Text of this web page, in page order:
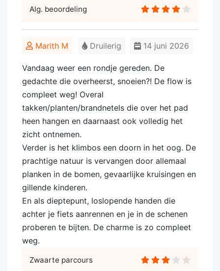
Alg. beoordeling
Marith M 14 juni 2026
Druilerig
Vandaag weer een rondje gereden. De
gedachte die overheerst, snoeien?! De flow is
compleet weg! Overal
takken/planten/brandnetels die over het pad
heen hangen en daarnaast ook volledig het
zicht ontnemen.
Verder is het klimbos een doorn in het oog. De
prachtige natuur is vervangen door allemaal
planken in de bomen, gevaarlijke kruisingen en
gillende kinderen.
En als dieptepunt, loslopende handen die
achter je fiets aanrennen en je in de schenen
proberen te bijten. De charme is zo compleet
weg.
Zwaarte parcours